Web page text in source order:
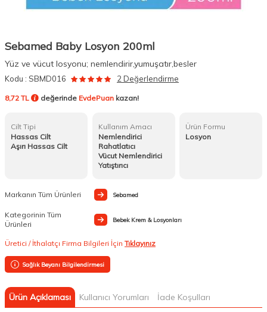
Sebamed Baby Losyon 200ml
Yüz ve vücut losyonu; nemlendirir,yumuşatır,besler
Kodu : SBMD016 2 Değerlendirme
8,72 TL değerinde EvdePuan kazan!
Cilt Tipi
Hassas Cilt
Aşırı Hassas Cilt
Kullanım Amacı
Nemlendirici
Rahatlatıcı
Vücut Nemlendirici
Yatıştırıcı
Ürün Formu
Losyon
Markanın Tüm Ürünleri Sebamed
Kategorinin Tüm
Ürünleri
Bebek Krem & Losyonları
Üretici / İthalatçı Firma Bilgileri İçin Tıklayınız
Sağlık Beyanı Bilgilendirmesi
Ürün Açıklaması Kullanıcı Yorumları İade Koşulları